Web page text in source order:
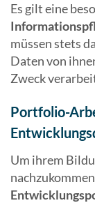
Es gilt eine
müssen stets
Daten von
Zweck
Portfolio-
Um ihrem